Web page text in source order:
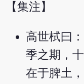
【集注】
高世栻曰
季之期，
在于脾土